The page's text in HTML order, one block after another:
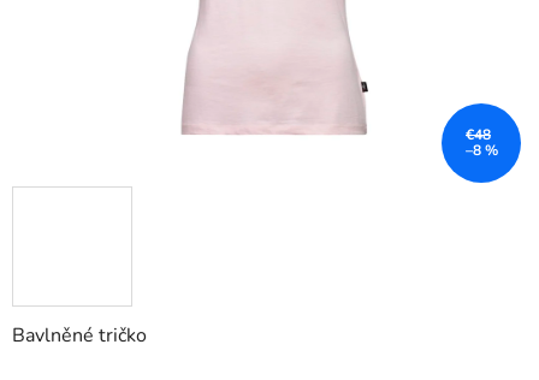
Bavlněné tričko
€48
–8 %